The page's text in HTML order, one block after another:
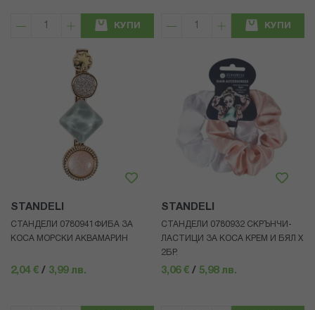
КУПИ КУПИ
STANDELI
СТАНДЕЛИ 0780941ФИБА ЗА
КОСА МОРСКИ АКВАМАРИН
2,04 € / 3,99 лв.
STANDELI
СТАНДЕЛИ 0780932 СКРЪНЧИ-
ЛАСТИЦИ ЗА КОСА КРЕМ И БЯЛ Х
2БР.
3,06 € / 5,98 лв.